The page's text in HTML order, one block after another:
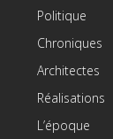
Politique
Chroniques
Architectes
Réalisations
L’époque